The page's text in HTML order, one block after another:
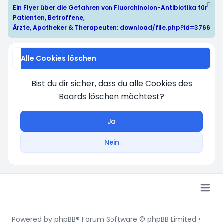
Ein Flyer über die Gefahren von Fluorchinolon-Antibiotika für
Patienten, Betroffene,
Ärzte, Apotheker & Therapeuten: download/file.php?id=3766
Alle Cookies löschen
Bist du dir sicher, dass du alle Cookies des
Boards löschen möchtest?
Ja
Nein
Powered by phpBB® Forum Software © phpBB Limited •